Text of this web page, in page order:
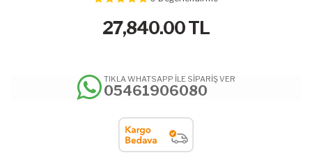
27,840.00TL
TIKLA WHATSAPP İLE SİPARİŞ VER
05461906080